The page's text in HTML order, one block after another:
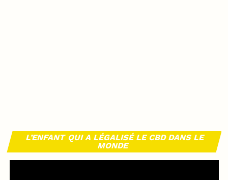
L’ENFANT QUI A LÉGALISÉ LE CBD DANS LE
MONDE